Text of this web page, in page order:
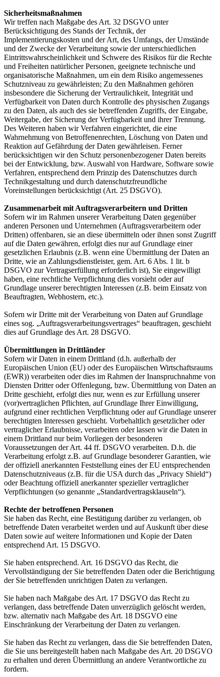
Sicherheitsmaßnahmen
Wir treffen nach Maßgabe des Art. 32 DSGVO unter
Berücksichtigung des Stands der Technik, der
Implementierungskosten und der Art, des Umfangs, der Umstände
und der Zwecke der Verarbeitung sowie der unterschiedlichen
Eintrittswahrscheinlichkeit und Schwere des Risikos für die Rechte
und Freiheiten natürlicher Personen, geeignete technische und
organisatorische Maßnahmen, um ein dem Risiko angemessenes
Schutzniveau zu gewährleisten; Zu den Maßnahmen gehören
insbesondere die Sicherung der Vertraulichkeit, Integrität und
Verfügbarkeit von Daten durch Kontrolle des physischen Zugangs
zu den Daten, als auch des sie betreffenden Zugriffs, der Eingabe,
Weitergabe, der Sicherung der Verfügbarkeit und ihrer Trennung.
Des Weiteren haben wir Verfahren eingerichtet, die eine
Wahrnehmung von Betroffenenrechten, Löschung von Daten und
Reaktion auf Gefährdung der Daten gewährleisen. Ferner
berücksichtigen wir den Schutz personenbezogener Daten bereits
bei der Entwicklung, bzw. Auswahl von Hardware, Software sowie
Verfahren, entsprechend dem Prinzip des Datenschutzes durch
Technikgestaltung und durch datenschutzfreundliche
Voreinstellungen berücksichtigt (Art. 25 DSGVO).
Zusammenarbeit mit Auftragsverarbeitern und Dritten
Sofern wir im Rahmen unserer Verarbeitung Daten gegenüber
anderen Personen und Unternehmen (Auftragsverarbeitern oder
Dritten) offenbaren, sie an diese übermitteln oder ihnen sonst Zugriff
auf die Daten gewähren, erfolgt dies nur auf Grundlage einer
gesetzlichen Erlaubnis (z.B. wenn eine Übermittlung der Daten an
Dritte, wie an Zahlungsdienstleister, gem. Art. 6 Abs. 1 lit. b
DSGVO zur Vertragserfüllung erforderlich ist), Sie eingewilligt
haben, eine rechtliche Verpflichtung dies vorsieht oder auf
Grundlage unserer berechtigten Interessen (z.B. beim Einsatz von
Beauftragten, Webhostern, etc.).
Sofern wir Dritte mit der Verarbeitung von Daten auf Grundlage
eines sog. „Auftragsverarbeitungsvertrages“ beauftragen, geschieht
dies auf Grundlage des Art. 28 DSGVO.
Übermittlungen in Drittländer
Sofern wir Daten in einem Drittland (d.h. außerhalb der
Europäischen Union (EU) oder des Europäischen Wirtschaftsraums
(EWR)) verarbeiten oder dies im Rahmen der Inanspruchnahme von
Diensten Dritter oder Offenlegung, bzw. Übermittlung von Daten an
Dritte geschieht, erfolgt dies nur, wenn es zur Erfüllung unserer
(vor)vertraglichen Pflichten, auf Grundlage Ihrer Einwilligung,
aufgrund einer rechtlichen Verpflichtung oder auf Grundlage unserer
berechtigten Interessen geschieht. Vorbehaltlich gesetzlicher oder
vertraglicher Erlaubnisse, verarbeiten oder lassen wir die Daten in
einem Drittland nur beim Vorliegen der besonderen
Voraussetzungen der Art. 44 ff. DSGVO verarbeiten. D.h. die
Verarbeitung erfolgt z.B. auf Grundlage besonderer Garantien, wie
der offiziell anerkannten Feststellung eines der EU entsprechenden
Datenschutzniveaus (z.B. für die USA durch das „Privacy Shield“)
oder Beachtung offiziell anerkannter spezieller vertraglicher
Verpflichtungen (so genannte „Standardvertragsklauseln“).
Rechte der betroffenen Personen
Sie haben das Recht, eine Bestätigung darüber zu verlangen, ob
betreffende Daten verarbeitet werden und auf Auskunft über diese
Daten sowie auf weitere Informationen und Kopie der Daten
entsprechend Art. 15 DSGVO.
Sie haben entsprechend. Art. 16 DSGVO das Recht, die
Vervollständigung der Sie betreffenden Daten oder die Berichtigung
der Sie betreffenden unrichtigen Daten zu verlangen.
Sie haben nach Maßgabe des Art. 17 DSGVO das Recht zu
verlangen, dass betreffende Daten unverzüglich gelöscht werden,
bzw. alternativ nach Maßgabe des Art. 18 DSGVO eine
Einschränkung der Verarbeitung der Daten zu verlangen.
Sie haben das Recht zu verlangen, dass die Sie betreffenden Daten,
die Sie uns bereitgestellt haben nach Maßgabe des Art. 20 DSGVO
zu erhalten und deren Übermittlung an andere Verantwortliche zu
fordern.